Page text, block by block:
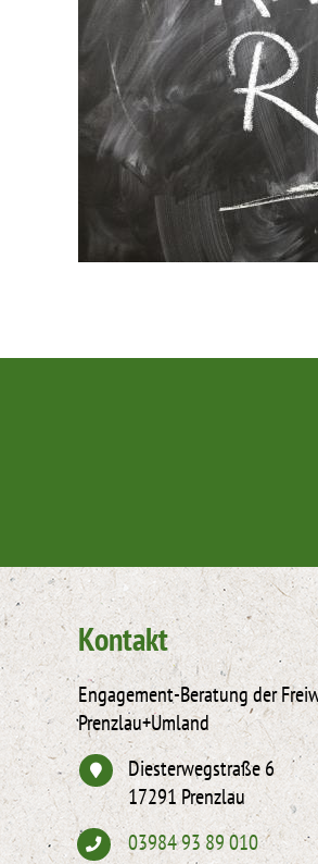
Kontakt
Engagement-Beratung der
Prenzlau+Umland
Diesterwegstraße 6
17291 Prenzlau
03984 93 89 010